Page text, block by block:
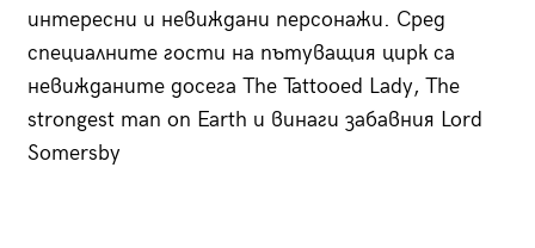
интересни и невиждани персонажи. Сред
специалните гости на пътуващия цирк са
невижданите досега The Tattooed Lady, The
strongest man on Earth и винаги забавния Lord
Somersby